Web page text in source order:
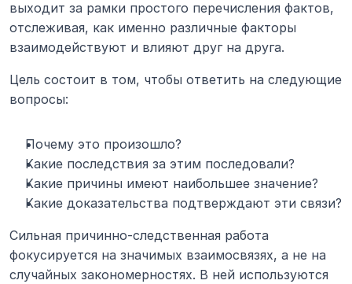
выходит за рамки простого перечисления фактов,
отслеживая, как именно различные факторы
взаимодействуют и влияют друг на друга.
Цель состоит в том, чтобы ответить на следующие
вопросы:
Почему это произошло?
Какие последствия за этим последовали?
Какие причины имеют наибольшее значение?
Какие доказательства подтверждают эти связи?
Сильная причинно-следственная работа
фокусируется на значимых взаимосвязях, а не на
случайных закономерностях. В ней используются